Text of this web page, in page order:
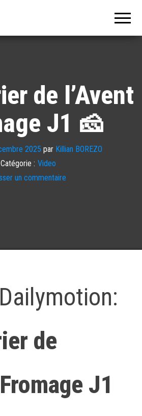
de l’Avent
J1 🧀
2025 par Killian BOREZO
Catégorie : Video
un commentaire
de
J1